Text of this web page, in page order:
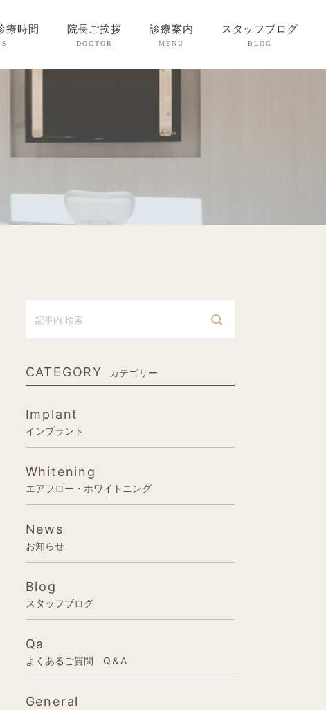
療時間 院長ご挨拶
DOCTOR
診療案内
MENU
スタッフブログ
BLOG
CATEGORY カテゴリー
Implant
インプラント
Whitening
エアフロー・ホワイトニング
News
お知らせ
Blog
スタッフブログ
Qa
よくあるご質問 Q＆A
General